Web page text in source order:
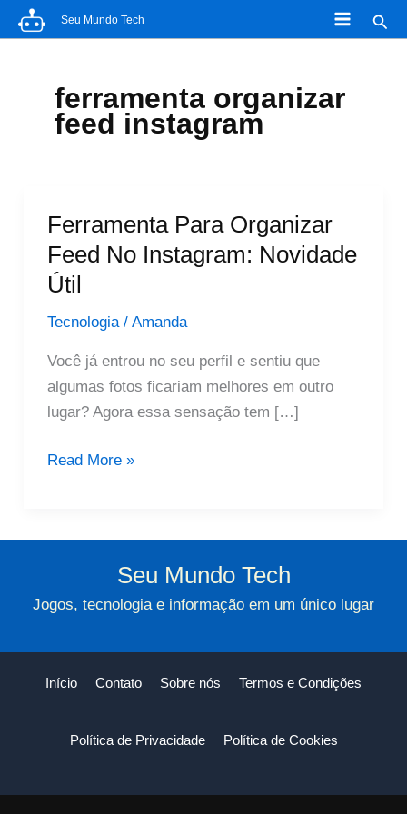
para
conteúdo
Seu Mundo Tech
ferramenta organizar
feed instagram
Ferramenta Para Organizar
Feed No Instagram: Novidade
Útil
Tecnologia/ Amanda
Você já entrou no seu perfil e sentiu que
algumas fotos ficariam melhores em outro
lugar? Agora essa sensação tem […]
Ferramenta
Feed
Instagram:
Novidade
Read More »
Seu Mundo Tech
Jogos, tecnologia e informação em um único lugar
Início Contato Sobre nós Termos e Condições
Política de Privacidade Política de Cookies